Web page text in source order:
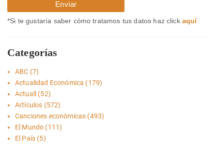
*Si te gustaría saber cómo tratamos tus datos haz click aquí
Categorías
ABC (7)
Actualidad Económica (179)
Actuall
(52)
Artículos (572)
Canciones económicas (493)
El Mundo (111)
El País (5)